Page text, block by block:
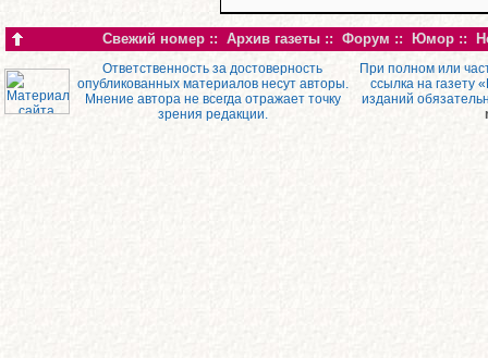
Свежий номер :: Архив газеты :: Форум :: Юмор ::
Ответственность за достоверность
опубликованных материалов несут авторы.
Мнение автора не всегда отражает точку
зрения редакции.
При полном или
ссылка на газету
изданий